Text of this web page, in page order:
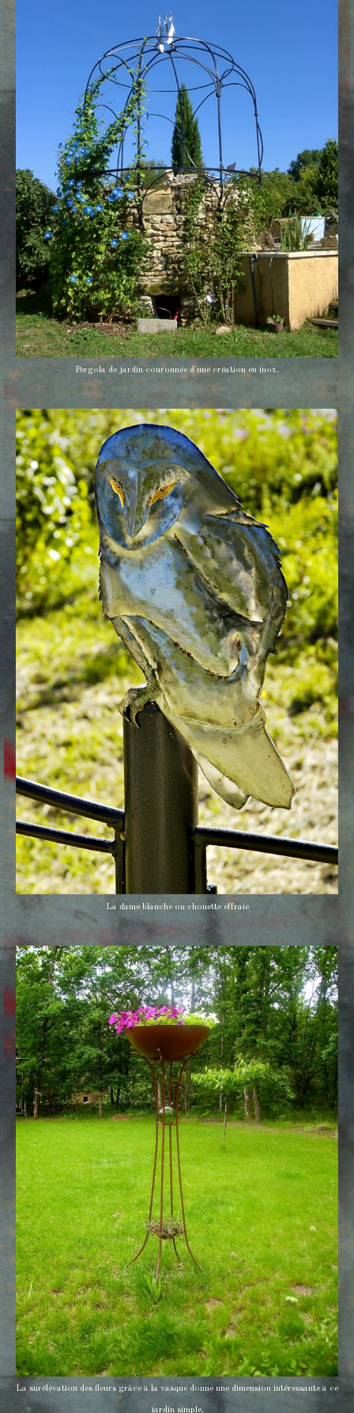
Pergola de jardin couronnée d'une création en inox.
La dame blanche ou chouette effraie
La surélévation des fleurs grâce à la vasque donne une dimension intéressante à ce
jardin simple.